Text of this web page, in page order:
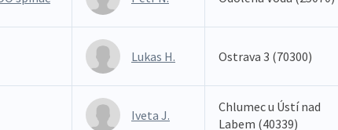
Lukas H. Ostrava 3 (70300)
Iveta J.
Chlumec u Ústí nad
Labem (40339)